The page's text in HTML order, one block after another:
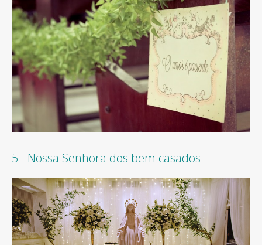
5 - Nossa Senhora dos bem casados